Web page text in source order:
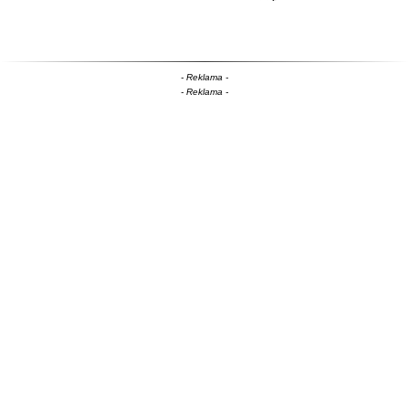
- Reklama -
- Reklama -